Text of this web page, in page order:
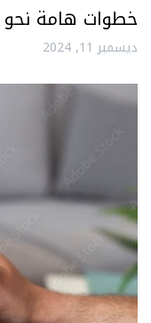
خطوات هامة نحو
ديسمبر 11, 2024